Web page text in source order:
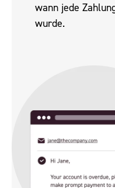
wann jede
wurde.